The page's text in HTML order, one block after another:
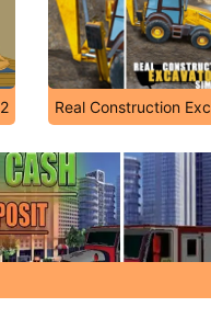
Real Construction